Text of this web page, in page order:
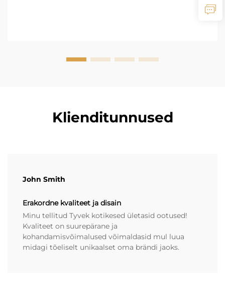
Klienditunnused
John Smith
Erakordne kvaliteet ja disain
Minu tellitud Tyvek kotikesed ületasid ootused!
Kvaliteet on suurepärane ja
kohandamisvõimalused võimaldasid mul luua
midagi tõeliselt unikaalset oma brändi jaoks.